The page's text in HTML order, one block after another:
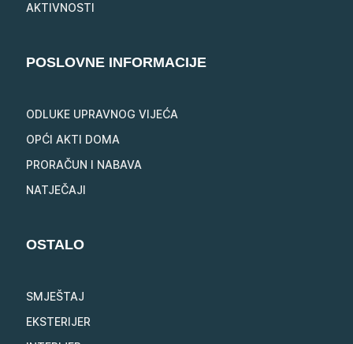
AKTIVNOSTI
POSLOVNE INFORMACIJE
ODLUKE UPRAVNOG VIJEĆA
OPĆI AKTI DOMA
PRORAČUN I NABAVA
NATJEČAJI
OSTALO
SMJEŠTAJ
EKSTERIJER